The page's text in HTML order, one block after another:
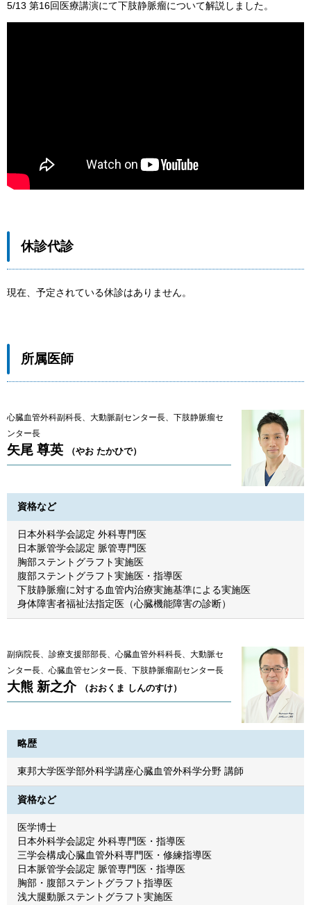
5/13 第16回医療講演にて下肢静脈瘤について解説しました。
休診代診
現在、予定されている休診はありません。
所属医師
心臓血管外科副科長、大動脈副センター長、下肢静脈瘤セ
ンター長
矢尾 尊英 （やお たかひで）
資格など
日本外科学会認定 外科専門医
日本脈管学会認定 脈管専門医
胸部ステントグラフト実施医
腹部ステントグラフト実施医・指導医
下肢静脈瘤に対する血管内治療実施基準による実施医
身体障害者福祉法指定医（心臓機能障害の診断）
副病院長、診療支援部部長、心臓血管外科科長、大動脈セ
ンター長、心臓血管センター長、下肢静脈瘤副センター長
大熊 新之介 （おおくま しんのすけ）
略歴
東邦大学医学部外科学講座心臓血管外科学分野 講師
資格など
医学博士
日本外科学会認定 外科専門医・指導医
三学会構成心臓血管外科専門医・修練指導医
日本脈管学会認定 脈管専門医・指導医
胸部・腹部ステントグラフト指導医
浅大腿動脈ステントグラフト実施医